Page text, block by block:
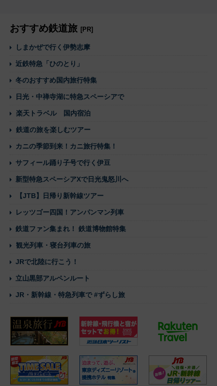
おすすめ鉄道旅 [PR]
しまかぜで行く伊勢志摩
近鉄特急「ひのとり」
冬のおすすめ国内旅行特集
日光・中禅寺湖に特急スペーシアで
楽天トラベル 国内宿泊
鉄道の旅を楽しむツアー
カニの季節到来！カニ旅行特集！
サフィール踊り子号で行く伊豆
新型特急スペーシアXで日光鬼怒川へ
【JTB】日帰り新幹線ツアー
レッツゴー四国！アンパンマン列車
鉄道ファン集まれ！ 鉄道博物館特集
観光列車・寝台列車の旅
JRで北陸に行こう！
立山黒部アルペンルート
JR・新幹線・特急列車で #ずらし旅